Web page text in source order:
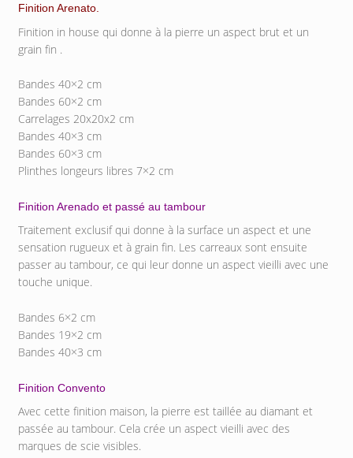
Finition Arenato.
Finition in house qui donne à la pierre un aspect brut et un
grain fin .
Bandes 40×2 cm
Bandes 60×2 cm
Carrelages 20x20x2 cm
Bandes 40×3 cm
Bandes 60×3 cm
Plinthes longeurs libres 7×2 cm
Finition Arenado et passé au tambour
Traitement exclusif qui donne à la surface un aspect et une
sensation rugueux et à grain fin. Les carreaux sont ensuite
passer au tambour, ce qui leur donne un aspect vieilli avec une
touche unique.
Bandes 6×2 cm
Bandes 19×2 cm
Bandes 40×3 cm
Finition Convento
Avec cette finition maison, la pierre est taillée au diamant et
passée au tambour. Cela crée un aspect vieilli avec des
marques de scie visibles.